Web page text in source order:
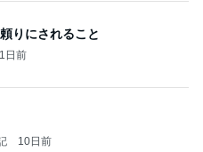
りにされること
1日前
10日前